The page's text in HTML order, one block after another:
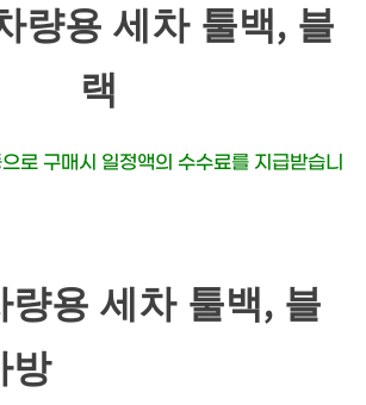
량용 세차 툴백, 블
랙
로 구매시 일정액의 수수료를 지급받습니
량용 세차 툴백, 블
방